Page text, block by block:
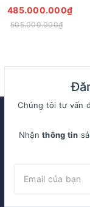
Sáng Cho Đại Đô Thị
485.000.000₫
505.000.000₫
Chúng tôi tư vấn
Nhậnthông tin